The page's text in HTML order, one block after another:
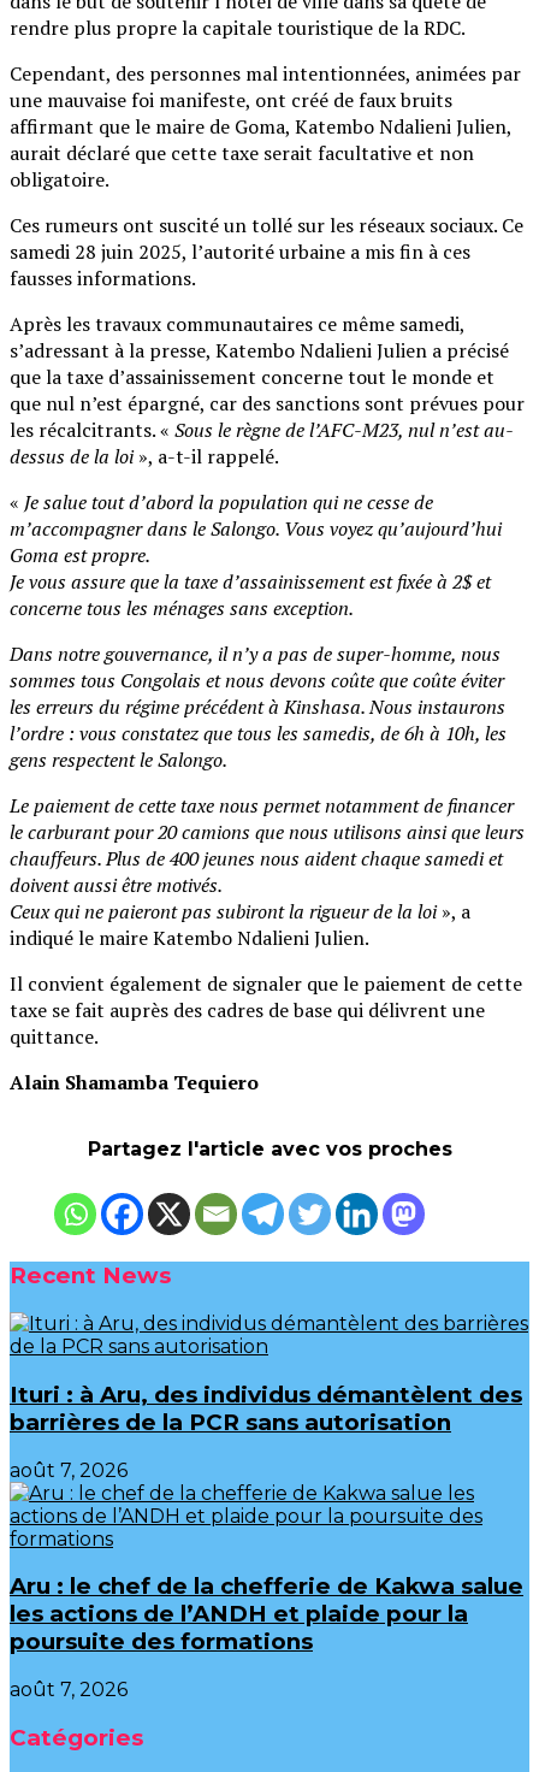
rendre plus propre la capitale touristique de la RDC.
Cependant, des personnes mal intentionnées, animées par
une mauvaise foi manifeste, ont créé de faux bruits
affirmant que le maire de Goma, Katembo Ndalieni Julien,
aurait déclaré que cette taxe serait facultative et non
obligatoire.
Ces rumeurs ont suscité un tollé sur les réseaux sociaux. Ce
samedi 28 juin 2025, l’autorité urbaine a mis fin à ces
fausses informations.
Après les travaux communautaires ce même samedi,
s’adressant à la presse, Katembo Ndalieni Julien a précisé
que la taxe d’assainissement concerne tout le monde et
que nul n’est épargné, car des sanctions sont prévues pour
les récalcitrants. « Sous le règne de l’AFC-M23, nul n’est au-
dessus de la loi», a-t-il rappelé.
« Je salue tout d’abord la population qui ne cesse de
m’accompagner dans le Salongo. Vous voyez qu’aujourd’hui
Goma est propre.
Je vous assure que la taxe d’assainissement est fixée à 2$ et
concerne tous les ménages sans exception.
Dans notre gouvernance, il n’y a pas de super-homme, nous
sommes tous Congolais et nous devons coûte que coûte éviter
les erreurs du régime précédent à Kinshasa. Nous instaurons
l’ordre : vous constatez que tous les samedis, de 6h à 10h, les
gens respectent le Salongo.
Le paiement de cette taxe nous permet notamment de financer
le carburant pour 20 camions que nous utilisons ainsi que leurs
chauffeurs. Plus de 400 jeunes nous aident chaque samedi et
doivent aussi être motivés.
Ceux qui ne paieront pas subiront la rigueur de la loi», a
indiqué le maire Katembo Ndalieni Julien.
Il convient également de signaler que le paiement de cette
taxe se fait auprès des cadres de base qui délivrent une
quittance.
Alain Shamamba Tequiero
Partagez l'article avec vos proches
Recent News
Ituri : à Aru, des individus démantèlent des
barrières de la PCR sans autorisation
août 7, 2026
Aru : le chef de la chefferie de Kakwa salue
les actions de l’ANDH et plaide pour la
poursuite des formations
août 7, 2026
Catégories